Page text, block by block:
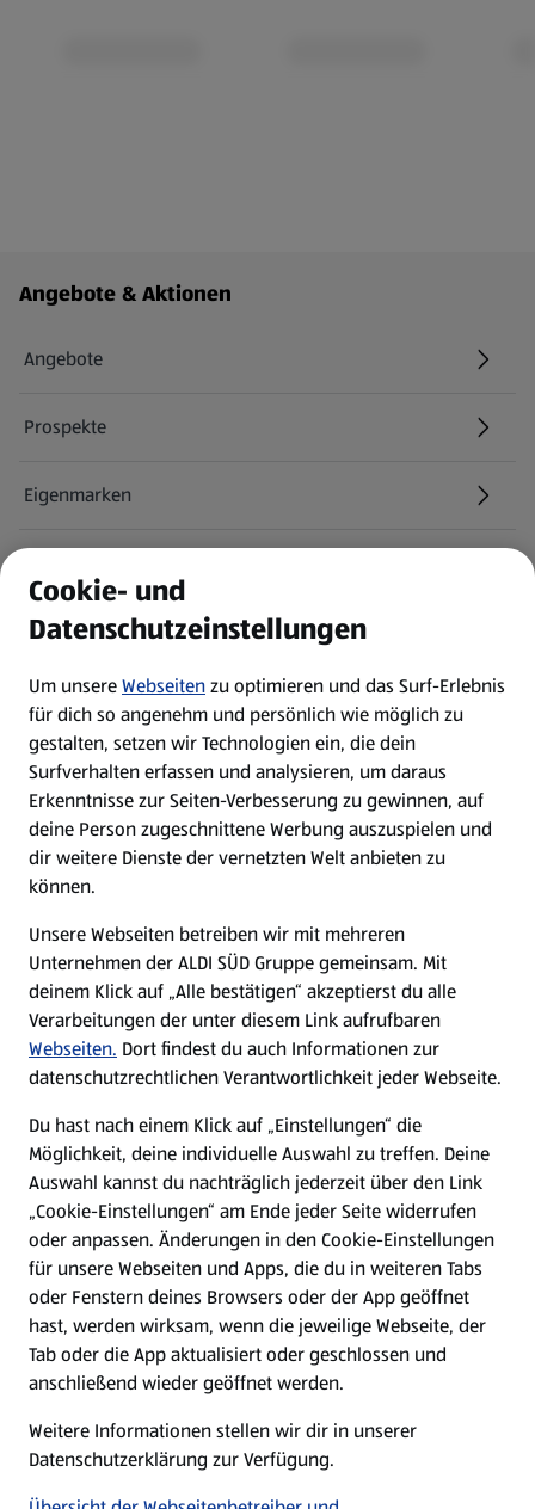
Fußzeilenmenü - weitere Links
Angebote & Aktionen
Angebote
Prospekte
Eigenmarken
Newsletter
WhatsApp
Über ALDI SÜD
Filialen
Nachhaltigkeit
Karriere
Presse
Hilfe & Kontakt
(öffnet in einem neuen Tab)
Unternehmen
Folge uns hier:
Cookie- und
Datenschutzeinstellungen
Um unsereWebseitenzu optimieren und das Surf-Erlebnis
für dich so angenehm und persönlich wie möglich zu
gestalten, setzen wir Technologien ein, die dein
Surfverhalten erfassen und analysieren, um daraus
Erkenntnisse zur Seiten-Verbesserung zu gewinnen, auf
deine Person zugeschnittene Werbung auszuspielen und
dir weitere Dienste der vernetzten Welt anbieten zu
können.
Unsere Webseiten betreiben wir mit mehreren
Unternehmen der ALDI SÜD Gruppe gemeinsam. Mit
deinem Klick auf „Alle bestätigen“ akzeptierst du alle
Verarbeitungen der unter diesem Link aufrufbaren
Webseiten. Dort findest du auch Informationen zur
datenschutzrechtlichen Verantwortlichkeit jeder Webseite.
Du hast nach einem Klick auf „Einstellungen“ die
Möglichkeit, deine individuelle Auswahl zu treffen. Deine
Auswahl kannst du nachträglich jederzeit über den Link
„Cookie-Einstellungen“ am Ende jeder Seite widerrufen
oder anpassen. Änderungen in den Cookie-Einstellungen
für unsere Webseiten und Apps, die du in weiteren Tabs
oder Fenstern deines Browsers oder der App geöffnet
hast, werden wirksam, wenn die jeweilige Webseite, der
Tab oder die App aktualisiert oder geschlossen und
anschließend wieder geöffnet werden.
Weitere Informationen stellen wir dir in unserer
Datenschutzerklärung zur Verfügung.